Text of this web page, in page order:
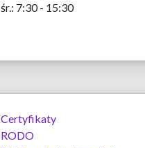
śr.: 7:30 - 15:30
Certyfikaty
RODO